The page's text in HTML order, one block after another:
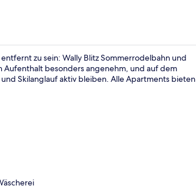
zu sein: Wally Blitz Sommerrodelbahn und
Aufenthalt besonders angenehm, und auf dem
Skilanglauf aktiv bleiben. Alle Apartments bieten